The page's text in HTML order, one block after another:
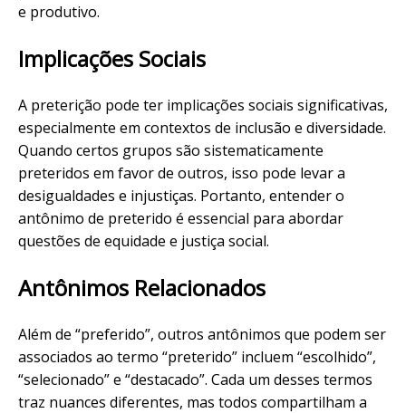
e produtivo.
Implicações Sociais
A preterição pode ter implicações sociais significativas,
especialmente em contextos de inclusão e diversidade.
Quando certos grupos são sistematicamente
preteridos em favor de outros, isso pode levar a
desigualdades e injustiças. Portanto, entender o
antônimo de preterido é essencial para abordar
questões de equidade e justiça social.
Antônimos Relacionados
Além de “preferido”, outros antônimos que podem ser
associados ao termo “preterido” incluem “escolhido”,
“selecionado” e “destacado”. Cada um desses termos
traz nuances diferentes, mas todos compartilham a